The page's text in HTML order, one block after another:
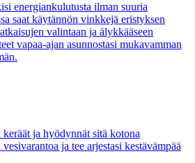
energiankulutusta ilman suuria
saat käytännön vinkkejä eristyksen
valintaan ja älykkääseen
vapaa-ajan asunnostasi mukavamman
keräät ja hyödynnät sitä kotona
ja tee arjestasi kestävämpää